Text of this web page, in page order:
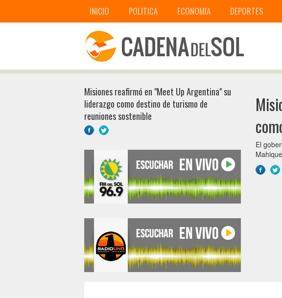
INICIO POLITICA ECONOMIA DEPORTES
El
Misiones reafirmó en "Meet Up Argentina" su
liderazgo como destino de turismo de
reuniones sostenible